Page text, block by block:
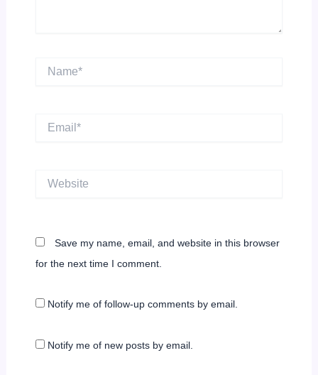
Name*
Save my name, email, and website in this browser
for the next time I comment.
Notify me of follow-up comments by email.
Notify me of new posts by email.